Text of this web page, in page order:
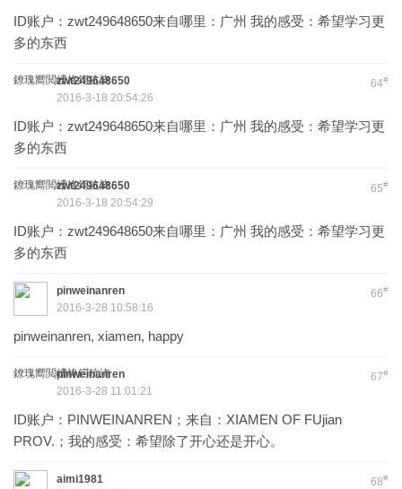
ID账户：zwt249648650来自哪里：广州 我的感受：希望学习更
多的东西
鐐瑰嚮閲嶆柊鍔犺浇 64#
zwt249648650
2016-3-18 20:54:26
ID账户：zwt249648650来自哪里：广州 我的感受：希望学习更
多的东西
鐐瑰嚮閲嶆柊鍔犺浇 65#
zwt249648650
2016-3-18 20:54:29
ID账户：zwt249648650来自哪里：广州 我的感受：希望学习更
多的东西
66#
pinweinanren
2016-3-28 10:58:16
pinweinanren, xiamen, happy
鐐瑰嚮閲嶆柊鍔犺浇 67#
pinweinanren
2016-3-28 11:01:21
ID账户：PINWEINANREN；来自：XIAMEN OF FUjian
PROV.；我的感受：希望除了开心还是开心。
68#
aimi1981